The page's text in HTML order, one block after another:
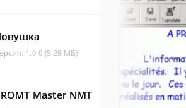
1.0.0 (5.28 МБ)
Master NMT